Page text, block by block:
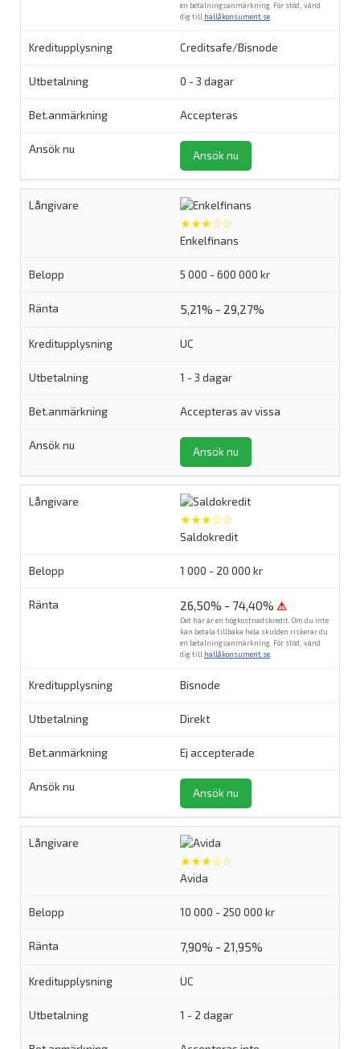
en betalningsanmärkning. För stöd, vänd
dig till hallåkonsument.se
Creditsafe/Bisnode
0 - 3 dagar
Accepteras
Ansök nu
★★★☆☆
Enkelfinans
5 000 - 600 000 kr
5,21% - 29,27%
UC
1 - 3 dagar
Accepteras av vissa
Ansök nu
★★★☆☆
Saldokredit
1 000 - 20 000 kr
26,50% - 74,40% ⚠
Det här är en högkostnadskredit. Om du inte
kan betala tillbaka hela skulden riskerar du
en betalningsanmärkning. För stöd, vänd
dig till hallåkonsument.se
Bisnode
Direkt
Ej accepterade
Ansök nu
★★★☆☆
Avida
10 000 - 250 000 kr
7,90% - 21,95%
UC
1 - 2 dagar